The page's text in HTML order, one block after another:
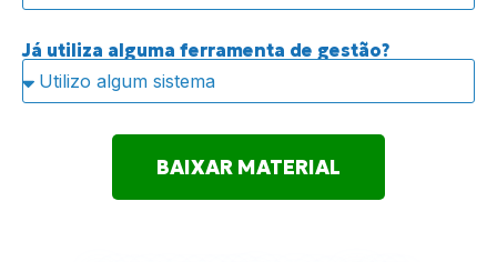
Já utiliza alguma ferramenta de gestão?
BAIXAR MATERIAL